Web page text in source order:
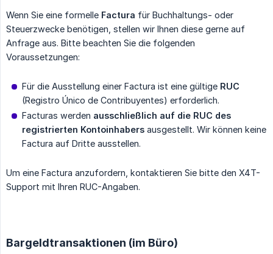
Wenn Sie eine formelle Factura für Buchhaltungs- oder
Steuerzwecke benötigen, stellen wir Ihnen diese gerne auf
Anfrage aus. Bitte beachten Sie die folgenden
Voraussetzungen:
Für die Ausstellung einer Factura ist eine gültige RUC
(Registro Único de Contribuyentes) erforderlich.
Facturas werden ausschließlich auf die RUC des
registrierten Kontoinhabers ausgestellt. Wir können keine
Factura auf Dritte ausstellen.
Um eine Factura anzufordern, kontaktieren Sie bitte den X4T-
Support mit Ihren RUC-Angaben.
Bargeldtransaktionen (im Büro)